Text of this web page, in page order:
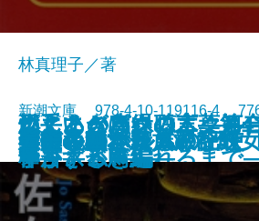
火車
再生の朝
燃えあがる緑の木―第
動く―
不実な美女か貞淑な醜
燃えあがる緑の木―第
い主」が殴られるまで
薬指の標本
こころの声を聴く―河
集―
予告された殺人の記録
空の色紙
素晴らしき家族旅行
林真理子／著
新潮文庫 978-4-10-119116-4
ストックホルムの密使
ストックホルムの密使
雀の手帖
人びとのかたち
ムーン・パレス
晏子〔三〕
晏子〔四〕
両手いっぱいの言葉
ォリズム―
ねじまき鳥クロニクル
棒かささぎ編―
ねじまき鳥クロニク
予言する鳥編―